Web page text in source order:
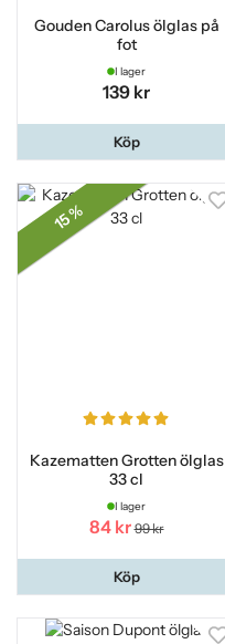
Gouden Carolus ölglas på
fot
I lager
139 kr
Köp
15 %
Kazematten Grotten ölglas
33 cl
I lager
84 kr 99 kr
Köp